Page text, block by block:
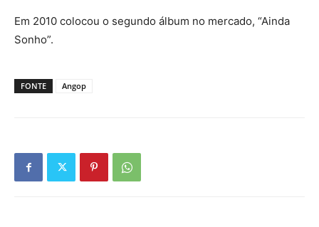
Em 2010 colocou o segundo álbum no mercado, “Ainda
Sonho”.
FONTE Angop